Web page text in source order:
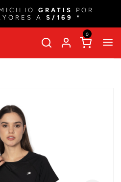
GRATIS
POR
A S/169 *
0